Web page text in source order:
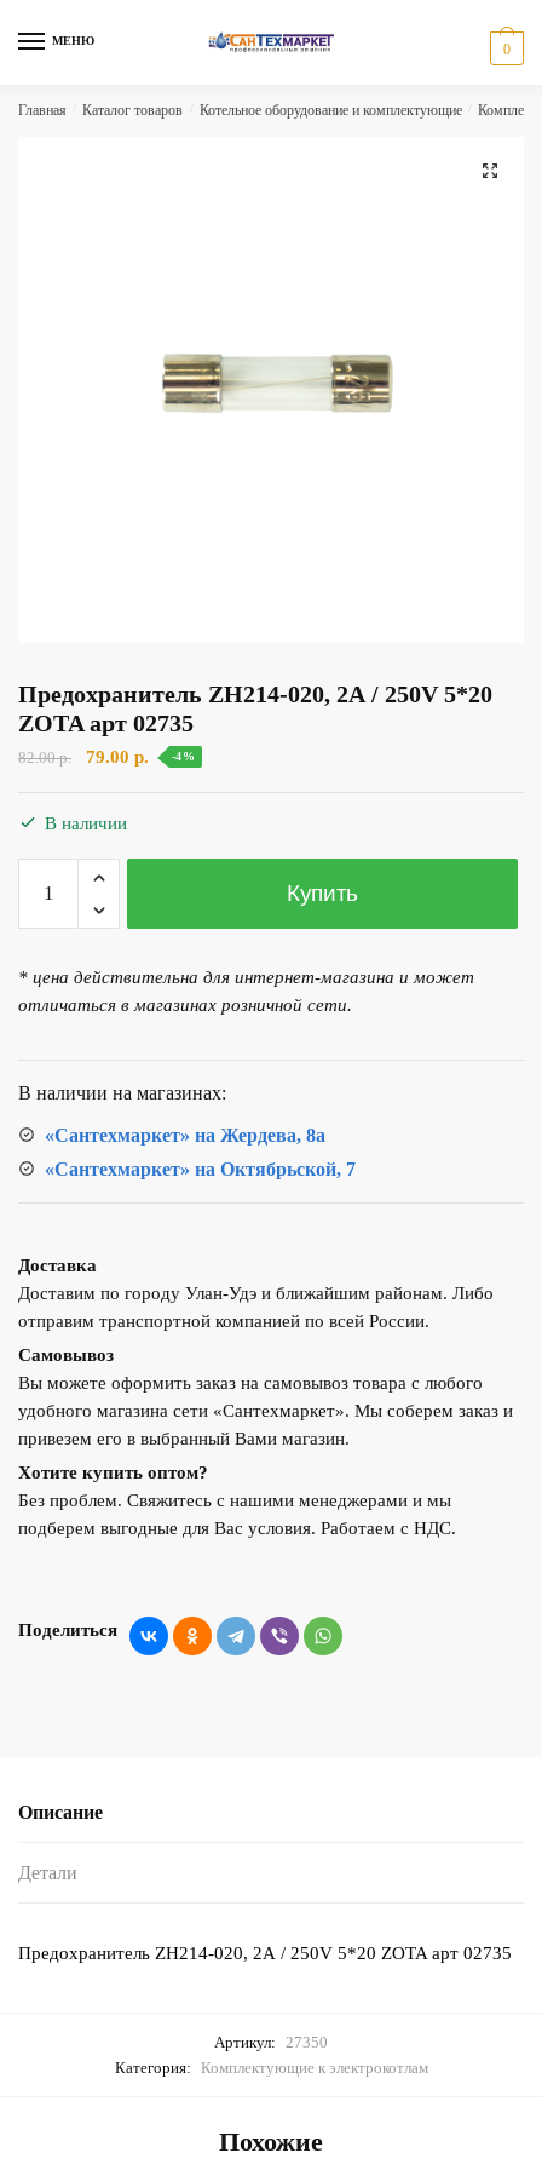
МЕНЮ
0
Главная Каталог товаров Котельное оборудование и комплектующие
🔍
Предохранитель ZH214-020, 2А / 250V 5*20
ZOTA арт 02735
82.00р.
Первоначальная
79.00 р. Текущая
-4%
В наличии
Количество
товара
Предохранитель
020,
2А
5*20
ZOTA
арт
Купить
* цена действительна для интернет-магазина и может
отличаться в магазинах розничной сети.
В наличии на магазинах:
«Сантехмаркет» на Жердева, 8а
«Сантехмаркет» на Октябрьской, 7
Доставка
Доставим по городу Улан-Удэ и ближайшим районам. Либо
отправим транспортной компанией по всей России.
Самовывоз
Вы можете оформить заказ на самовывоз товара с любого
удобного магазина сети «Сантехмаркет». Мы соберем заказ и
привезем его в выбранный Вами магазин.
Хотите купить оптом?
Без проблем. Свяжитесь с нашими менеджерами и мы
подберем выгодные для Вас условия. Работаем с НДС.
Поделиться
Описание
Детали
Предохранитель ZH214-020, 2А / 250V 5*20 ZOTA арт 02735
Артикул:
27350
Категория: Комплектующие к электрокотлам
Похожие